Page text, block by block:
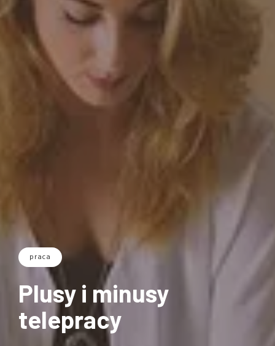
praca
Plusy i minusy
telepracy